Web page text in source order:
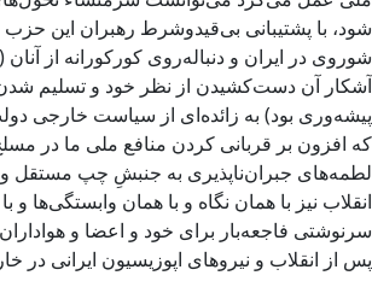
شود، با پشتیبانی بی‌قیدوشرط رهبران این
شوروی در ایران و دنباله‌روی کورکورانه از آنان
آشکار آن دست‌کشیدن از نظر خود و تسلیم شدن
پیشه‌وری بود) به زائده‌ای از سیاست خارجی
که افزون بر قربانی کردن منافع ملی ما در
لطمه‌های جبران‌ناپذیری به جنبشِ چپ مستقل و
انقلاب نیز با همان نگاه و با همان وابستگی‌ها
سرنوشتی فاجعه‌بار برای خود و اعضا و
پس از انقلاب و نیروهای اپوزیسیون ایرانی در